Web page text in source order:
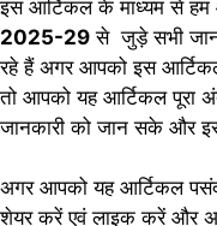
इस आर्टिकल के माध्यम से
2025-29 से जुड़े सभी
रहे हैं अगर आपको इस
तो आपको यह आर्टिकल
जानकारी को जान सके और
अगर आपको यह आर्टिकल
शेयर करें एवं लाइक करें और